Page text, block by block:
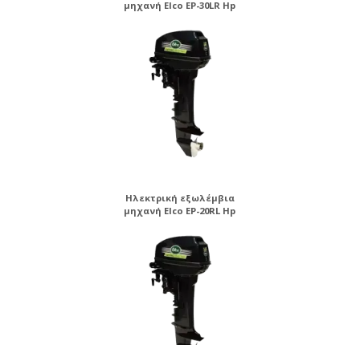
μηχανή Elco EP-30LR Hp
Ηλεκτρική εξωλέμβια
μηχανή Elco EP-20RL Hp